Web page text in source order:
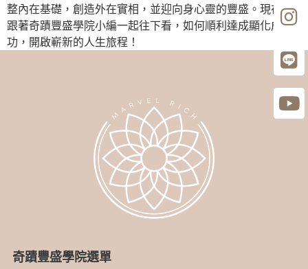
整內在基礎，創造外在實相，並迎向身心靈的豐盛。現在就
跟著奇蹟豐盛學院小編一起往下看，如何順利達成顯化成
功，開啟嶄新的人生旅程！
奇蹟豐盛學院選單